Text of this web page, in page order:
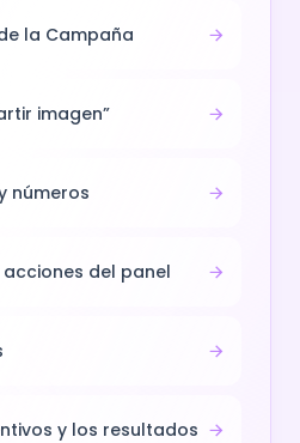
la Campaña
imagen”
números
del panel
y los resultados